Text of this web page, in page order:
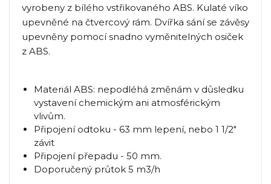
vyrobeny z bílého vstřikovaného ABS. Kulaté víko
upevněné na čtvercový rám. Dvířka sání se závěsy
upevněny pomocí snadno vyměnitelných osiček
z ABS.
Materiál ABS: nepodléhá změnám v důsledku
vystavení chemickým ani atmosférickým
vlivům.
Připojení odtoku - 63 mm lepení, nebo 1 1/2"
závit
Připojení přepadu - 50 mm.
Doporučený průtok 5 m3/h